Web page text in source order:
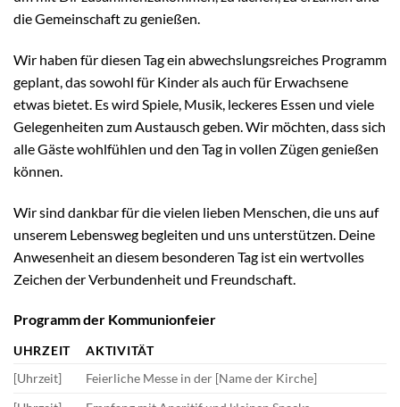
die Gemeinschaft zu genießen.
Wir haben für diesen Tag ein abwechslungsreiches Programm
geplant, das sowohl für Kinder als auch für Erwachsene
etwas bietet. Es wird Spiele, Musik, leckeres Essen und viele
Gelegenheiten zum Austausch geben. Wir möchten, dass sich
alle Gäste wohlfühlen und den Tag in vollen Zügen genießen
können.
Wir sind dankbar für die vielen lieben Menschen, die uns auf
unserem Lebensweg begleiten und uns unterstützen. Deine
Anwesenheit an diesem besonderen Tag ist ein wertvolles
Zeichen der Verbundenheit und Freundschaft.
Programm der Kommunionfeier
UHRZEIT
AKTIVITÄT
[Uhrzeit]
Feierliche Messe in der [Name der Kirche]